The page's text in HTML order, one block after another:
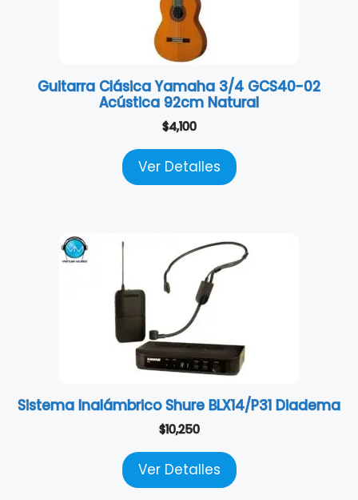
Guitarra Clásica Yamaha 3/4 GCS40-02
Acústica 92cm Natural
$4,100
Ver Detalles
Sistema Inalámbrico Shure BLX14/P31 Diadema
$10,250
Ver Detalles